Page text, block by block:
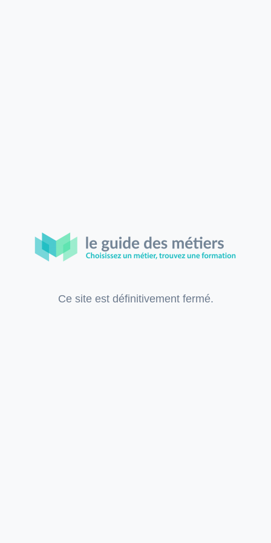
Ce site est définitivement fermé.